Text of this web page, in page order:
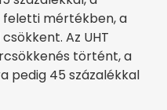
feletti mértékben, a
Az UHT
történt, a
pedig 45 százalékkal